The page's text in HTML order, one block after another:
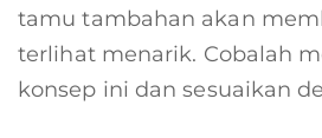
tamu tambahan akan
terlihat menarik. Cobalah
konsep ini dan sesuaikan